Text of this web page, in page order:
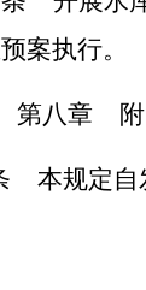
案执行。
第八章附
本规定自